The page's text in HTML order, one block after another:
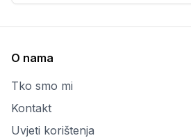
O nama
Tko smo mi
Kontakt
Uvjeti korištenja